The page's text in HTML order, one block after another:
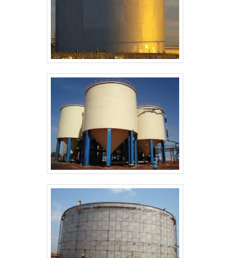
Aplicações: autocenter cozinhas industrial; rcio
oficinas autocenter
Escolha nortinox por documentação técnica clara e
opções modulares que reduzem tempo de
instalação em oficinas e cozinhas.
Adote especificações do fabricante, valide nortinox
tamanho e testes de estanqueidade para garantir
desempenho no seu com rcio, rcio oficinas
autocenter.
CONCLUSÃO
Decisões práticas sobre seleção, dimensionamento
e aquisição convergem neste resumo: critérios
técnicos, impactos de operação e próximos passos